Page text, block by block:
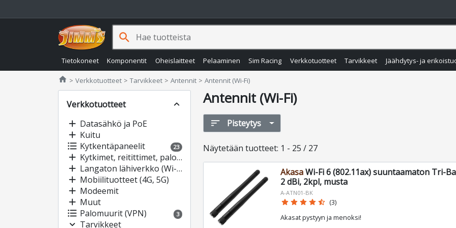
Tietokoneet Komponentit Oheislaitteet Pelaaminen Sim Racing Verkkotuotteet Tarvikkeet Jäähdytys- ja
search
home Jimms.fi
Verkkotuotteet Tarvikkeet Antennit Antennit (Wi-Fi)
Verkkotuotteet
expand_less
add Datasähkö ja PoE
add Kuitu
format_list_bulleted Kytkentäpaneelit 23
add Kytkimet, reitittimet, palomuurit
add Langaton lähiverkko (Wi-Fi)
add Mobiilituotteet (4G, 5G)
add Modeemit
add Muut
format_list_bulleted Palomuurit (VPN) 3
expand_more Tarvikkeet
Antennit (Wi-Fi)
sort Pisteytys
Näytetään tuotteet: 1 - 25 / 27
AkasaWi-Fi 6 (802.11ax) suuntaamaton Tri-
2 dBi, 2kpl, musta
A-ATN01-BK
star star star star star_half (3)
Akasat pystyyn ja menoksi!